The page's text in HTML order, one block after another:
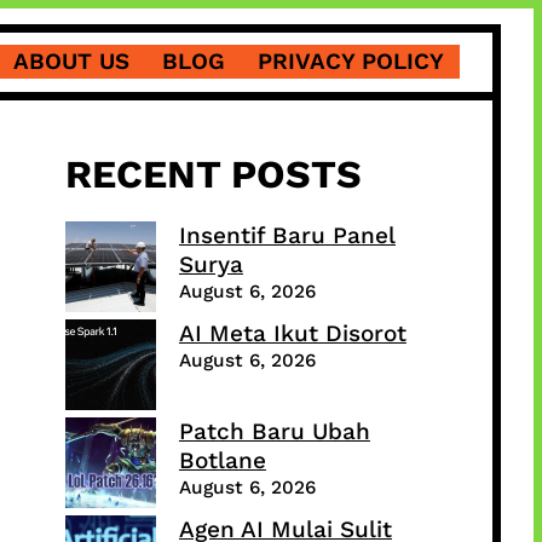
ABOUT US BLOG PRIVACY POLICY
RECENT POSTS
Insentif Baru Panel
Surya
August 6, 2026
AI Meta Ikut Disorot
August 6, 2026
Patch Baru Ubah
Botlane
August 6, 2026
Agen AI Mulai Sulit